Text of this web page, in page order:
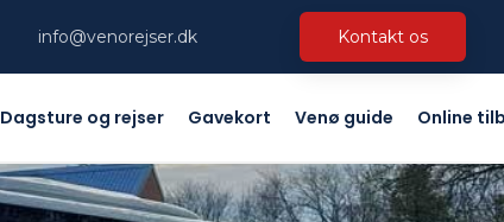
info@venorejser.dk Kontakt os​
Dagsture og rejser Gavekort Venø guide Online